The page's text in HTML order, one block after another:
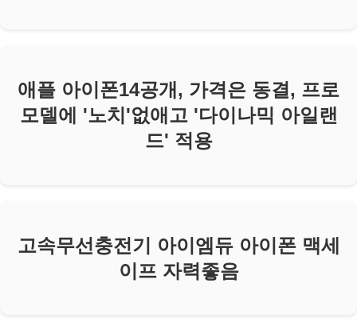
애플 아이폰14공개, 가격은 동결, 프로
모델에 '노치'없애고 '다이나믹 아일랜
드' 적용
고속무선충전기 아이엠듀 아이폰 맥세
이프 자력좋음